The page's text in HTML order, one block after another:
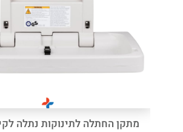
מתקן החתלה לתינוקות נתלה